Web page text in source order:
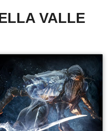
VALLE